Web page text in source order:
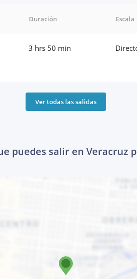
Duración Escala
3 hrs 50 min
Ver todas las salidas
puedes salir en Veracruz